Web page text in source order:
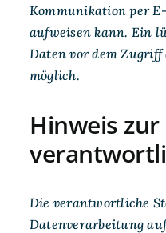
Kommunikation per
aufweisen kann. Ein
Daten vor dem
möglich.
Hinweis zur
Die verantwortliche
Datenverarbeitung